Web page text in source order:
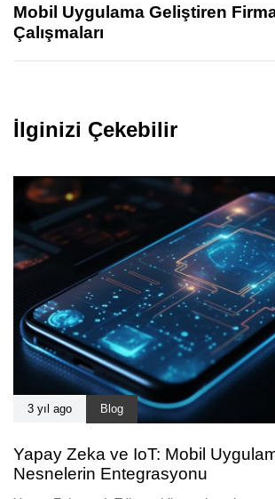
Mobil Uygulama Geliştiren
Çalışmaları
İlginizi Çekebilir
3 yıl ago Blog
Yapay Zeka ve IoT: Mobil
Nesnelerin Entegrasyonu